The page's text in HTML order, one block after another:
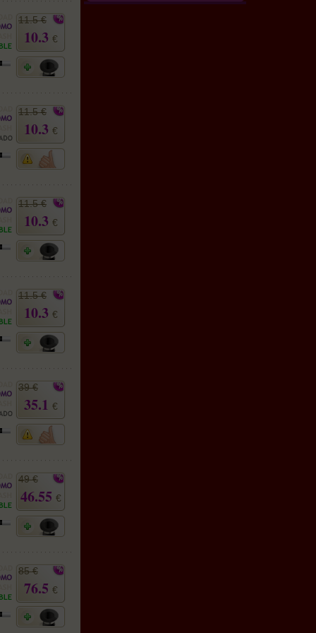
11.5 €
10.3 €
11.5 €
10.3 €
11.5 €
10.3 €
11.5 €
10.3 €
39 €
35.1 €
49 €
46.55 €
85 €
76.5 €